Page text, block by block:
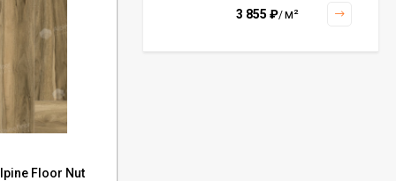
Floor Nut
3 855 ₽/м²